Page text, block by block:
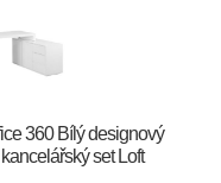
360 Bílý designový
kancelářský set Loft